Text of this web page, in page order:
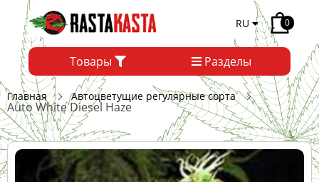
RU 0
Товары Разделы
Главная Автоцветущие регулярные сорта
Auto White Diesel Haze